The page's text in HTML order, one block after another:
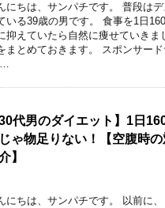
にちは、サンパチです。 普段は
いる39歳の男です。 食事を1日
抑えていたら自然に痩せていきま
まとめておきます。 スポンサー
…
30代男のダイエット】1日
ゃ物足りない！【空腹時
】
にちは、サンパチです。 以前に